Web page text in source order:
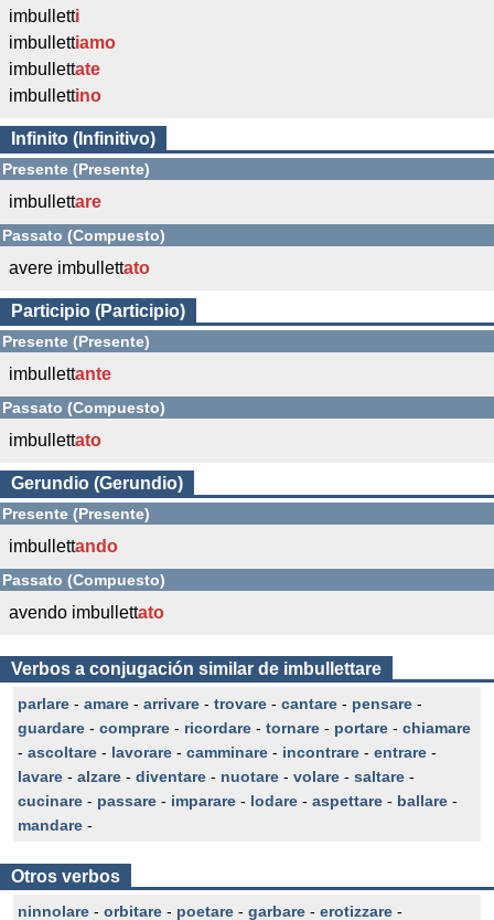
imbulletti
imbullettiamo
imbullettate
imbullettino
Infinito (Infinitivo)
Presente (Presente)
imbullettare
Passato (Compuesto)
avere imbullettato
Participio (Participio)
Presente (Presente)
imbullettante
Passato (Compuesto)
imbullettato
Gerundio (Gerundio)
Presente (Presente)
imbullettando
Passato (Compuesto)
avendo imbullettato
Verbos a conjugación similar de imbullettare
parlare - amare - arrivare - trovare - cantare - pensare -
guardare - comprare - ricordare - tornare - portare - chiamare
- ascoltare - lavorare - camminare - incontrare - entrare -
lavare - alzare - diventare - nuotare - volare - saltare -
cucinare - passare - imparare - lodare - aspettare - ballare -
mandare -
Otros verbos
ninnolare - orbitare - poetare - garbare - erotizzare -